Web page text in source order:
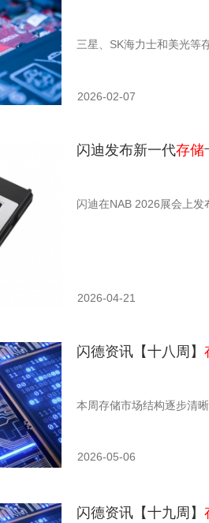
三星、SK海力士和美光等
2026-02-07
闪迪发布新一代存储
闪迪在NAB 2026展会上发
2026-04-21
闪德资讯【十八周】
本周存储市场结构逐步清晰
2026-05-06
闪德资讯【十九周】